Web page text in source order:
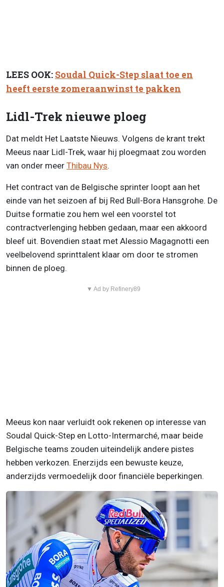
LEES OOK: Soudal Quick-Step slaat toe en
heeft eerste zomeraanwinst te pakken
Lidl-Trek nieuwe ploeg
Dat meldt Het Laatste Nieuws. Volgens de krant trekt
Meeus naar Lidl-Trek, waar hij ploegmaat zou worden
van onder meer Thibau Nys.
Het contract van de Belgische sprinter loopt aan het
einde van het seizoen af bij Red Bull-Bora Hansgrohe. De
Duitse formatie zou hem wel een voorstel tot
contractverlenging hebben gedaan, maar een akkoord
bleef uit. Bovendien staat met Alessio Magagnotti een
veelbelovend sprinttalent klaar om door te stromen
binnen de ploeg.
▼ Ad by Refinery89
Meeus kon naar verluidt ook rekenen op interesse van
Soudal Quick-Step en Lotto-Intermarché, maar beide
Belgische teams zouden uiteindelijk andere pistes
hebben verkozen. Enerzijds een bewuste keuze,
anderzijds vermoedelijk door financiële beperkingen.